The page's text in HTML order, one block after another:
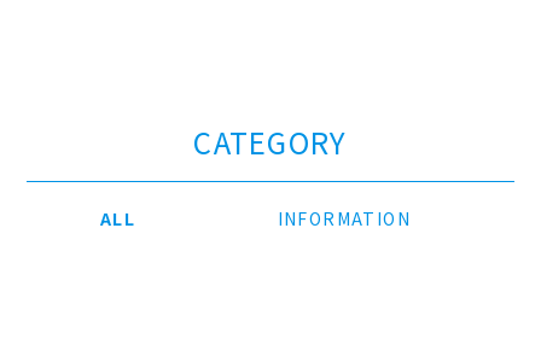
CATEGORY
ALL INFORMATION